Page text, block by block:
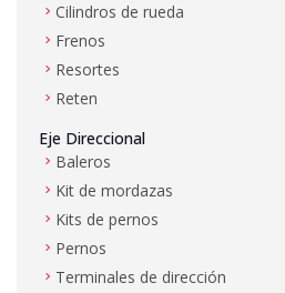
Cilindros de rueda
Frenos
Resortes
Reten
Eje Direccional
Baleros
Kit de mordazas
Kits de pernos
Pernos
Terminales de dirección